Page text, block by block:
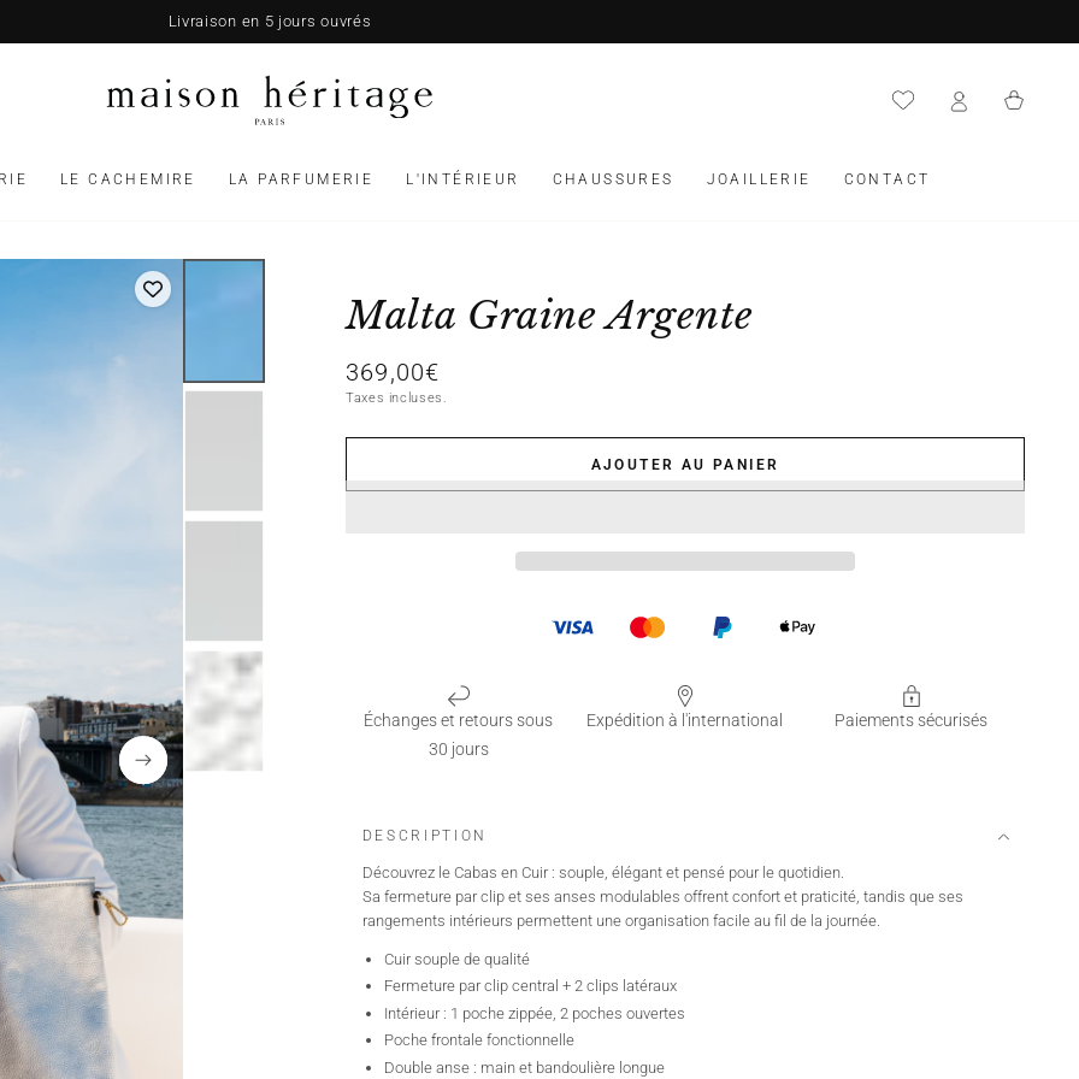
Livraison en 5 jours ouvrés
LE CACHEMIRE LA PARFUMERIE L'INTÉRIEUR CHAUSSURES JOAILLERIE CONTACT
Panier
Malta Graine Argente
Prix
normal
369,00€
Taxes incluses.
AJOUTER AU PANIER
Échanges et retours sous
30 jours
Expédition à l'international Paiements sécurisés
DESCRIPTION
Découvrez le Cabas en Cuir : souple, élégant et pensé pour le quotidien.
Sa fermeture par clip et ses anses modulables offrent confort et praticité, tandis que ses
rangements intérieurs permettent une organisation facile au fil de la journée.
Cuir souple de qualité
Fermeture par clip central + 2 clips latéraux
Intérieur : 1 poche zippée, 2 poches ouvertes
Poche frontale fonctionnelle
Double anse : main et bandoulière longue